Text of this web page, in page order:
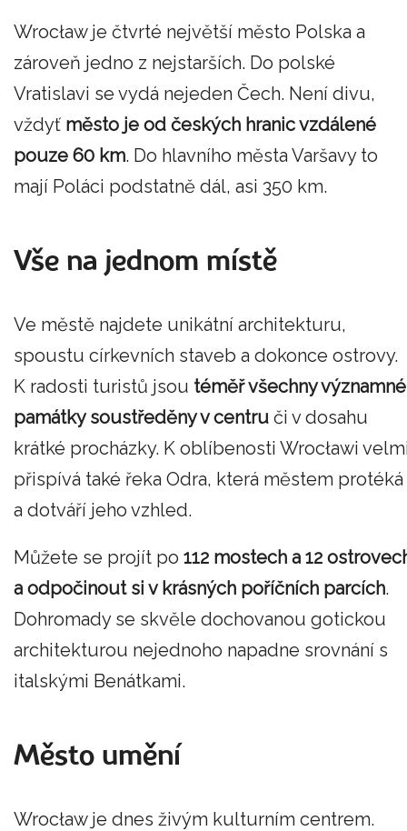
Wrocław je čtvrté největší město Polska a
zároveň jedno z nejstarších. Do polské
Vratislavi se vydá nejeden Čech. Není divu,
vždyť město je od českých hranic vzdálené
pouze 60 km. Do hlavního města Varšavy to
mají Poláci podstatně dál, asi 350 km.
Vše na jednom místě
Ve městě najdete unikátní architekturu,
spoustu církevních staveb a dokonce ostrovy.
K radosti turistů jsou téměř všechny významné
památky soustředěny v centru či v dosahu
krátké procházky. K oblíbenosti Wrocławi
přispívá také řeka Odra, která městem protéká
a dotváří jeho vzhled.
Můžete se projít po 112 mostech a 12
a odpočinout si v krásných poříčních parcích.
Dohromady se skvěle dochovanou gotickou
architekturou nejednoho napadne srovnání s
italskými Benátkami.
Město umění
Wrocław je dnes živým kulturním centrem.